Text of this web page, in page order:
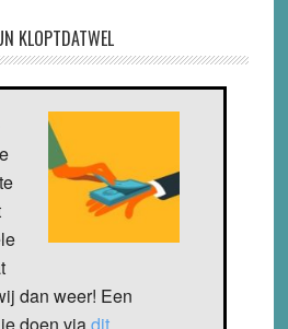
KLOPTDATWEL
dan weer! Een
doen viadit